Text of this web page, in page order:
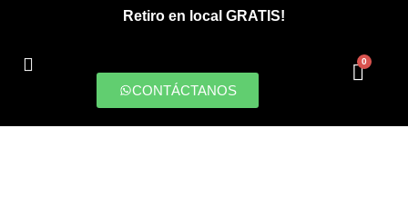
Retiro en local GRATIS!
CONTÁCTANOS
0